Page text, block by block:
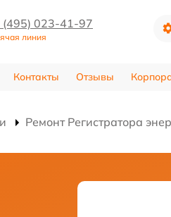
(495) 023-41-97
линия
Контакты Отзывы
Ремонт Регистратора